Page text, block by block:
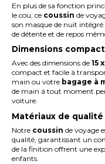
En plus de sa fonction
le cou, ce coussinde
son masque de nuit
de détente et de repos
Dimensions
Avec des dimensions de15
compact et facile à
main ou votre bagage à
de main à tout moment
voiture.
Matériaux de
Notre coussinde voyage
qualité, garantissant un
de la finition offrent une
enfants.